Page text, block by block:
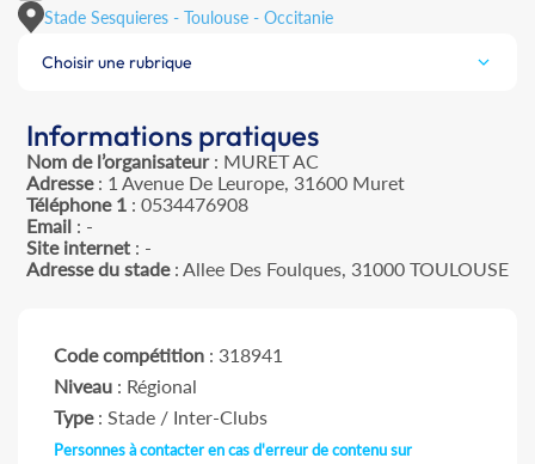
Stade Sesquieres - Toulouse - Occitanie
Choisir une rubrique
Informations pratiques
Nom de l’organisateur: MURET AC
Adresse: 1 Avenue De Leurope, 31600 Muret
Téléphone 1 : 0534476908
Email : -
Site internet : -
Adresse du stade: Allee Des Foulques, 31000 TOULOUSE
Code compétition : 318941
Niveau : Régional
Type: Stade / Inter-Clubs
Personnes à contacter en cas d'erreur de contenu sur